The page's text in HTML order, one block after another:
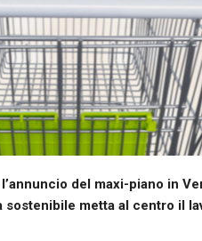
del maxi-piano in
sostenibile metta al centro il